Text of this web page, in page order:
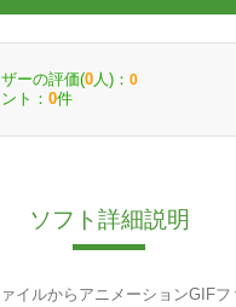
ーの評価(0 人)： 0
ト： 0件
ソフト詳細説明
イルからアニメーションGIFフ